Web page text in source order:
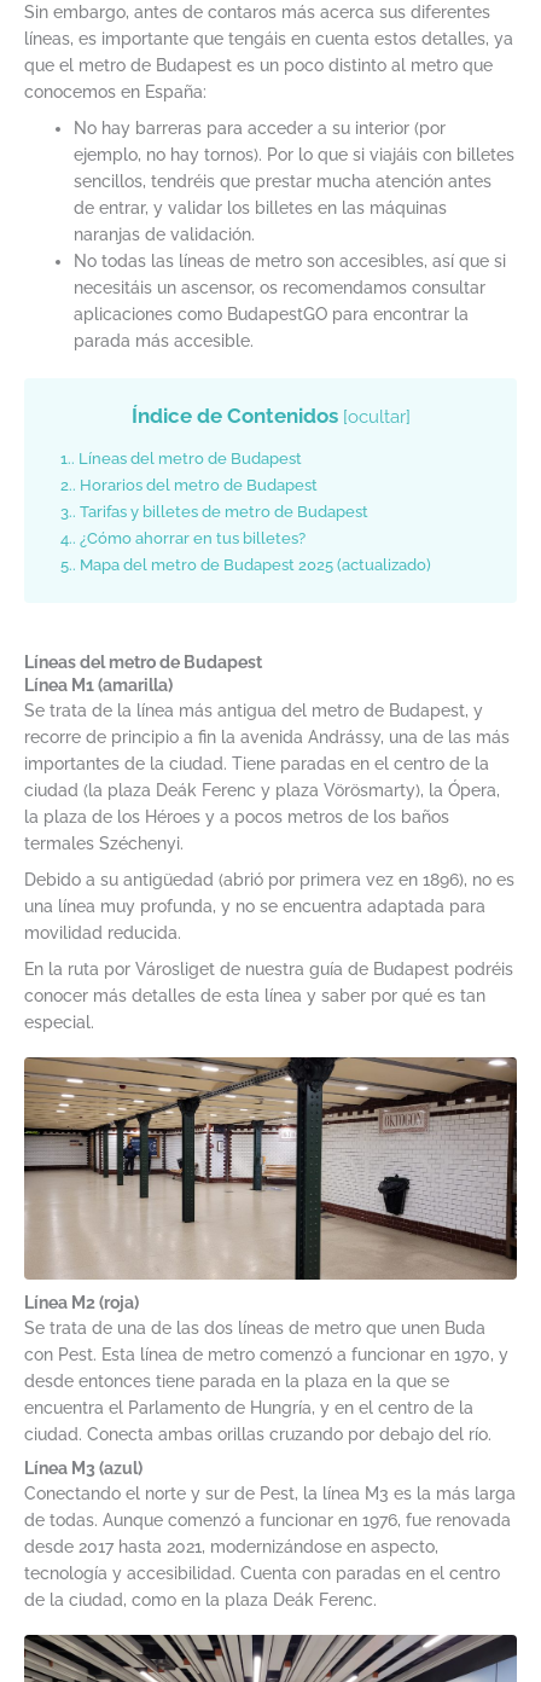
Sin embargo, antes de contaros más acerca sus diferentes
líneas, es importante que tengáis en cuenta estos detalles, ya
que el metro de Budapest es un poco distinto al metro que
conocemos en España:
No hay barreras para acceder a su interior (por
ejemplo, no hay tornos). Por lo que si viajáis con billetes
sencillos, tendréis que prestar mucha atención antes
de entrar, y validar los billetes en las máquinas
naranjas de validación.
No todas las líneas de metro son accesibles, así que si
necesitáis un ascensor, os recomendamos consultar
aplicaciones como BudapestGO para encontrar la
parada más accesible.
Índice de Contenidos [ocultar]
1. Líneas del metro de Budapest
2. Horarios del metro de Budapest
3. Tarifas y billetes de metro de Budapest
4. ¿Cómo ahorrar en tus billetes?
5. Mapa del metro de Budapest 2025 (actualizado)
Líneas del metro de Budapest
Línea M1 (amarilla)
Se trata de la línea más antigua del metro de Budapest, y
recorre de principio a fin la avenida Andrássy, una de las más
importantes de la ciudad. Tiene paradas en el centro de la
ciudad (la plaza Deák Ferenc y plaza Vörösmarty), la Ópera,
la plaza de los Héroes y a pocos metros de los baños
termales Széchenyi.
Debido a su antigüedad (abrió por primera vez en 1896), no es
una línea muy profunda, y no se encuentra adaptada para
movilidad reducida.
En la ruta por Városliget de nuestra guía de Budapest podréis
conocer más detalles de esta línea y saber por qué es tan
especial.
Línea M2 (roja)
Se trata de una de las dos líneas de metro que unen Buda
con Pest. Esta línea de metro comenzó a funcionar en 1970, y
desde entonces tiene parada en la plaza en la que se
encuentra el Parlamento de Hungría, y en el centro de la
ciudad. Conecta ambas orillas cruzando por debajo del río.
Línea M3 (azul)
Conectando el norte y sur de Pest, la línea M3 es la más larga
de todas. Aunque comenzó a funcionar en 1976, fue renovada
desde 2017 hasta 2021, modernizándose en aspecto,
tecnología y accesibilidad. Cuenta con paradas en el centro
de la ciudad, como en la plaza Deák Ferenc.